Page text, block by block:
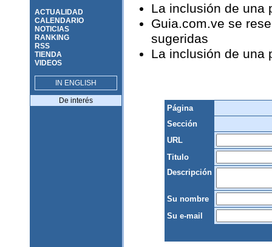
ACTUALIDAD
CALENDARIO
NOTICIAS
RANKING
RSS
TIENDA
VIDEOS
IN ENGLISH
De interés
La inclusión de una
Guia.com.ve se
sugeridas
La inclusión de una
Página
Sección
URL
Titulo
Descripción
Su nombre
Su e-mail